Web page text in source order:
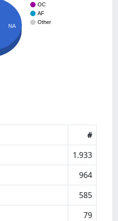
OC
AF
Other
NA
#
1.933
964
585
79